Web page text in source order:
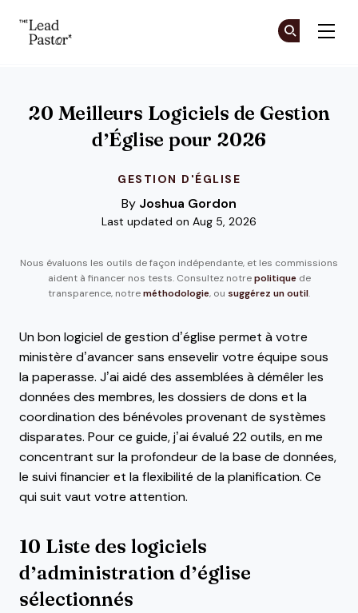
GESTION D'ÉGLISE
20 Meilleurs Logiciels de Gestion
d’Église pour 2026
By Joshua Gordon
Last updated on Aug 5, 2026
Nous évaluons les outils de façon indépendante, et les commissions
aident à financer nos tests. Consultez notre politiquede
transparence, notre méthodologie, ou suggérez un outil.
Un bon logiciel de gestion d’église permet à votre
ministère d’avancer sans ensevelir votre équipe sous
la paperasse. J’ai aidé des assemblées à démêler les
données des membres, les dossiers de dons et la
coordination des bénévoles provenant de systèmes
disparates. Pour ce guide, j’ai évalué 22 outils, en me
concentrant sur la profondeur de la base de données,
le suivi financier et la flexibilité de la planification. Ce
qui suit vaut votre attention.
10 Liste des logiciels
d’administration d’église
sélectionnés